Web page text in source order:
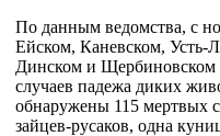
По данным ведомства, с
Ейском, Каневском, Усть-
Динском и Щербиновском
случаев падежа диких
обнаружены 115 мертвых
зайцев-русаков, одна